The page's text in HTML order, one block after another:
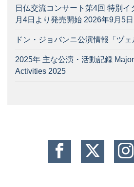
日仏交流コンサート第4回 特別イ
月4日より発売開始 2026年9月5日
ドン・ジョバンニ公演情報「ヅ
2025年 主な公演・活動記録
Activities 2025